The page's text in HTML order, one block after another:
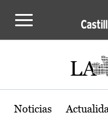
Actualidad de
Noticias